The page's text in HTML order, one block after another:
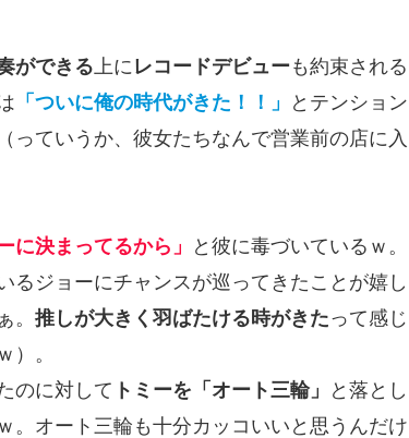
ができる上にレコードデビューも約束される
「ついに俺の時代がきた！！」
とテンション
っていうか、彼女たちなんで営業前の店に入
に決まってるから」
と彼に毒づいているｗ。
るジョーにチャンスが巡ってきたことが嬉し
。 推しが大きく羽ばたける時がきたって感じ
）。
のに対して トミーを「オート三輪」
と落とし
。オート三輪も十分カッコいいと思うんだけ